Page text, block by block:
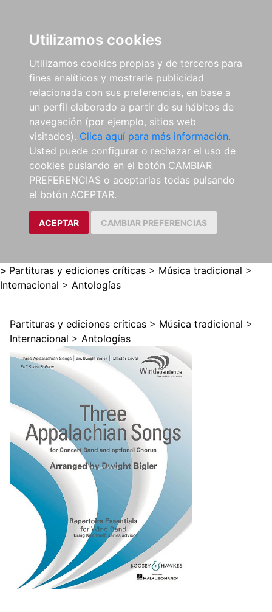
Utilizamos cookies
Utilizamos cookies propias y de terceros para
fines analíticos y mostrarle publicidad
relacionada con sus preferencias, en base a
un perfil elaborado a partir de su hábitos de
navegación (por ejemplo, sitios web
visitados). Clica aquí para más información.
Usted puede configurar o rechazar el uso de
cookies puslando en el botón CAMBIAR
PREFERENCIAS o aceptarlas todas pulsando
el botón ACEPTAR.
ACEPTAR CAMBIAR PREFERENCIAS
> Partituras y ediciones críticas > Música tradicional >
Internacional > Antologías
Partituras y ediciones críticas > Música tradicional >
Internacional > Antologías